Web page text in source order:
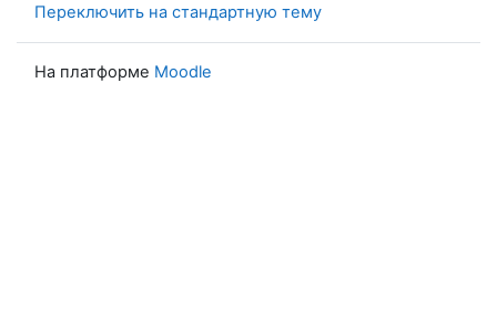
Переключить на стандартную тему
На платформе Moodle